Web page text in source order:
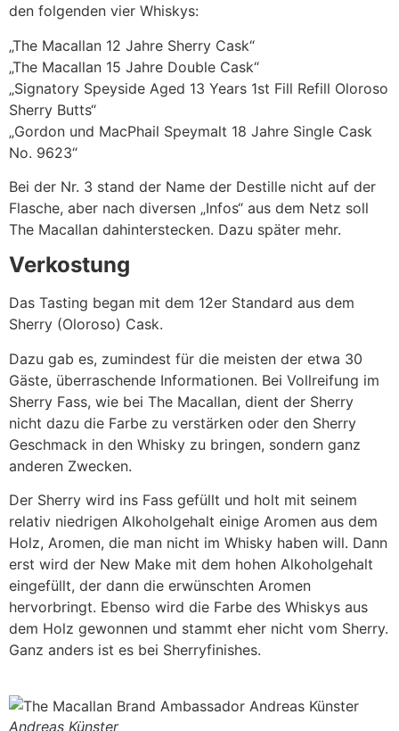
den folgenden vier Whiskys:
„The Macallan 12 Jahre Sherry Cask“
„The Macallan 15 Jahre Double Cask“
„Signatory Speyside Aged 13 Years 1st Fill Refill Oloroso
Sherry Butts“
„Gordon und MacPhail Speymalt 18 Jahre Single Cask
No. 9623“
Bei der Nr. 3 stand der Name der Destille nicht auf der
Flasche, aber nach diversen „Infos“ aus dem Netz soll
The Macallan dahinterstecken. Dazu später mehr.
Verkostung
Das Tasting began mit dem 12er Standard aus dem
Sherry (Oloroso) Cask.
Dazu gab es, zumindest für die meisten der etwa 30
Gäste, überraschende Informationen. Bei Vollreifung im
Sherry Fass, wie bei The Macallan, dient der Sherry
nicht dazu die Farbe zu verstärken oder den Sherry
Geschmack in den Whisky zu bringen, sondern ganz
anderen Zwecken.
Der Sherry wird ins Fass gefüllt und holt mit seinem
relativ niedrigen Alkoholgehalt einige Aromen aus dem
Holz, Aromen, die man nicht im Whisky haben will. Dann
erst wird der New Make mit dem hohen Alkoholgehalt
eingefüllt, der dann die erwünschten Aromen
hervorbringt. Ebenso wird die Farbe des Whiskys aus
dem Holz gewonnen und stammt eher nicht vom Sherry.
Ganz anders ist es bei Sherryfinishes.
Andreas Künster